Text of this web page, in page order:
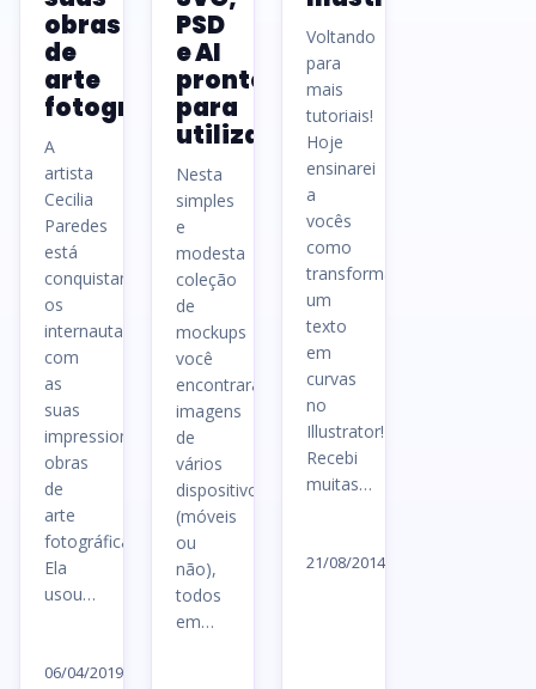
obras
de
arte
fotográficas
A
artista
Cecilia
Paredes
está
conquistando
os
internautas
com
as
suas
impressionantes
obras
de
arte
fotográficas.
Ela
usou…
06/04/2019
PSD
e AI
prontos
para
utilizar
Nesta
simples
e
modesta
coleção
de
mockups
você
encontrará
imagens
de
vários
dispositivos
(móveis
ou
não),
todos
em…
Voltando
para
mais
tutoriais!
Hoje
ensinarei
a
vocês
como
transformar
um
texto
em
curvas
no
Illustrator!
Recebi
muitas…
21/08/2014